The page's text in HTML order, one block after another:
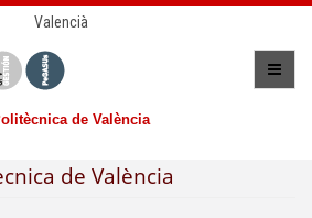
Valencià
de València
de València